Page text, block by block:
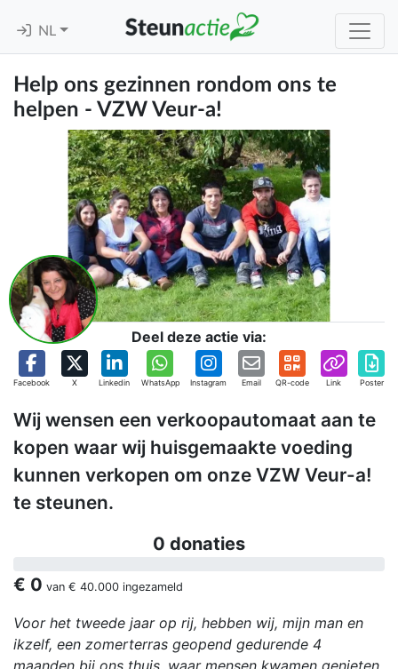
NL
Help ons gezinnen rondom ons te
helpen - VZW Veur-a!
Deel deze actie via:
Facebook X Linkedin WhatsApp Instagram Email QR-code Link Poster
Wij wensen een verkoopautomaat aan te
kopen waar wij huisgemaakte voeding
kunnen verkopen om onze VZW Veur-a!
te steunen.
0 donaties
€ 0 van € 40.000 ingezameld
Voor het tweede jaar op rij, hebben wij, mijn man en
ikzelf, een zomerterras geopend gedurende 4